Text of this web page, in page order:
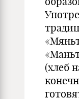
(хлеб